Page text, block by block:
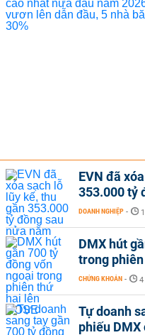
EVN đã
353.000 tỷ
DOANH NGHIỆP -
DMX hút
trong
CHỨNG KHOÁN -
Tự doanh
phiếu DMX